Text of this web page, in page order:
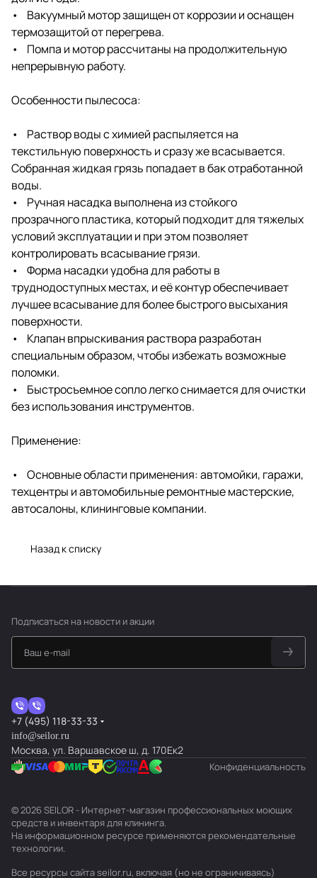
• Вакуумный мотор защищен от коррозии и оснащен
термозащитой от перегрева.
• Помпа и мотор рассчитаны на продолжительную
непрерывную работу.
Особенности пылесоса:
• Раствор воды с химией распыляется на
текстильную поверхность и сразу же всасывается.
Собранная жидкая грязь попадает в бак отработанной
воды.
• Ручная насадка выполнена из стойкого
прозрачного пластика, который подходит для тяжелых
условий эксплуатации и при этом позволяет
контролировать всасывание грязи.
• Форма насадки удобна для работы в
труднодоступных местах, и её контур обеспечивает
лучшее всасывание для более быстрого высыхания
поверхности.
• Клапан впрыскивания раствора разработан
специальным образом, чтобы избежать возможные
поломки.
• Быстросъемное сопло легко снимается для очистки
без использования инструментов.
Применение:
• Основные области применения: автомойки, гаражи,
техцентры и автомобильные ремонтные мастерские,
автосалоны, клининговые компании.
Назад к списку
Подписаться на новости и акции
+7 (495) 118-33-33
info@seilor.ru
Москва, ул. Варшавское ш, д. 170Ек2
Конфиденциальность
© 2026 SEILOR - Интернет-магазин профессиональных моющих
средств и инвентаря для клининга.
На информационном ресурсе применяются рекомендательные
технологии.
Все ресурсы сайта seilor.ru, включая (но не ограничиваясь)